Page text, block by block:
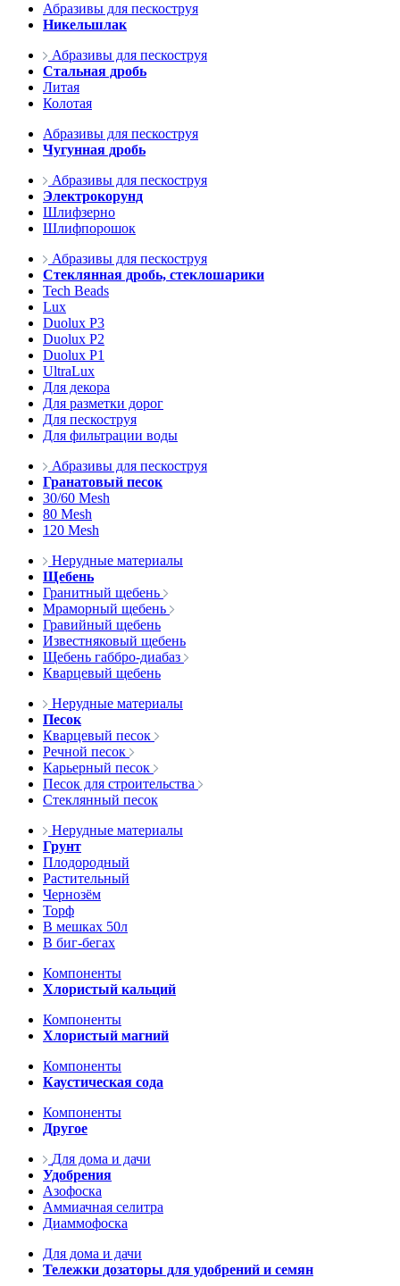
Абразивы для пескоструя
Никельшлак
Абразивы для пескоструя
Стальная дробь
Литая
Колотая
Абразивы для пескоструя
Чугунная дробь
Абразивы для пескоструя
Электрокорунд
Шлифзерно
Шлифпорошок
Абразивы для пескоструя
Стеклянная дробь, стеклошарики
Tech Beads
Lux
Duolux P3
Duolux P2
Duolux P1
UltraLux
Для декора
Для разметки дорог
Для пескоструя
Для фильтрации воды
Абразивы для пескоструя
Гранатовый песок
30/60 Mesh
80 Mesh
120 Mesh
Нерудные материалы
Щебень
Гранитный щебень
Мраморный щебень
Гравийный щебень
Известняковый щебень
Щебень габбро-диабаз
Кварцевый щебень
Нерудные материалы
Песок
Кварцевый песок
Речной песок
Карьерный песок
Песок для строительства
Стеклянный песок
Нерудные материалы
Грунт
Плодородный
Растительный
Чернозём
Торф
В мешках 50л
В биг-бегах
Компоненты
Хлористый кальций
Компоненты
Хлористый магний
Компоненты
Каустическая сода
Компоненты
Другое
Для дома и дачи
Удобрения
Азофоска
Аммиачная селитра
Диаммофоска
Для дома и дачи
Тележки дозаторы для удобрений и семян